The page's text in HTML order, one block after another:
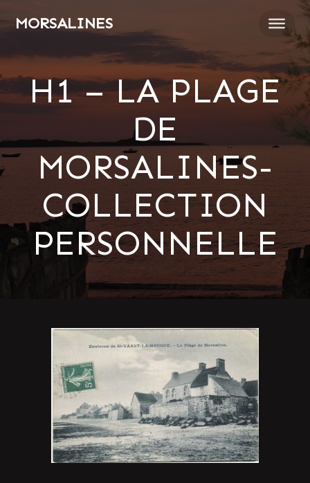
contenu
MORSALINES
H1 – LA PLAGE
DE
MORSALINES-
COLLECTION
PERSONNELLE